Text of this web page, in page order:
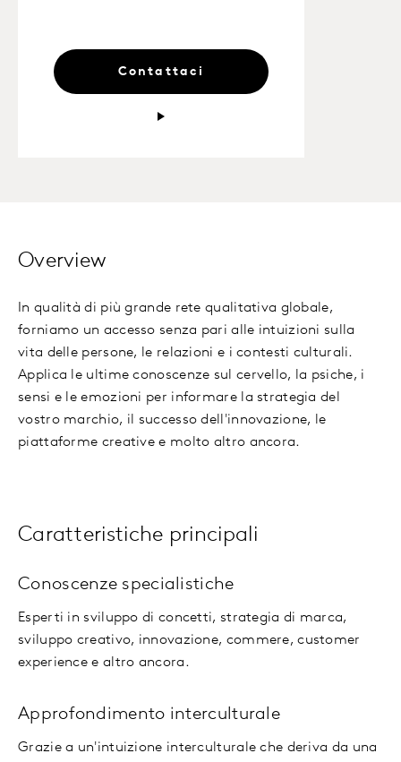
Contattaci
Overview
In qualità di più grande rete qualitativa globale,
forniamo un accesso senza pari alle intuizioni sulla
vita delle persone, le relazioni e i contesti culturali.
Applica le ultime conoscenze sul cervello, la psiche, i
sensi e le emozioni per informare la strategia del
vostro marchio, il successo dell'innovazione, le
piattaforme creative e molto altro ancora.
Caratteristiche principali
Conoscenze specialistiche
Esperti in sviluppo di concetti, strategia di marca,
sviluppo creativo, innovazione, commere, customer
experience e altro ancora.
Approfondimento interculturale
Grazie a un'intuizione interculturale che deriva da una